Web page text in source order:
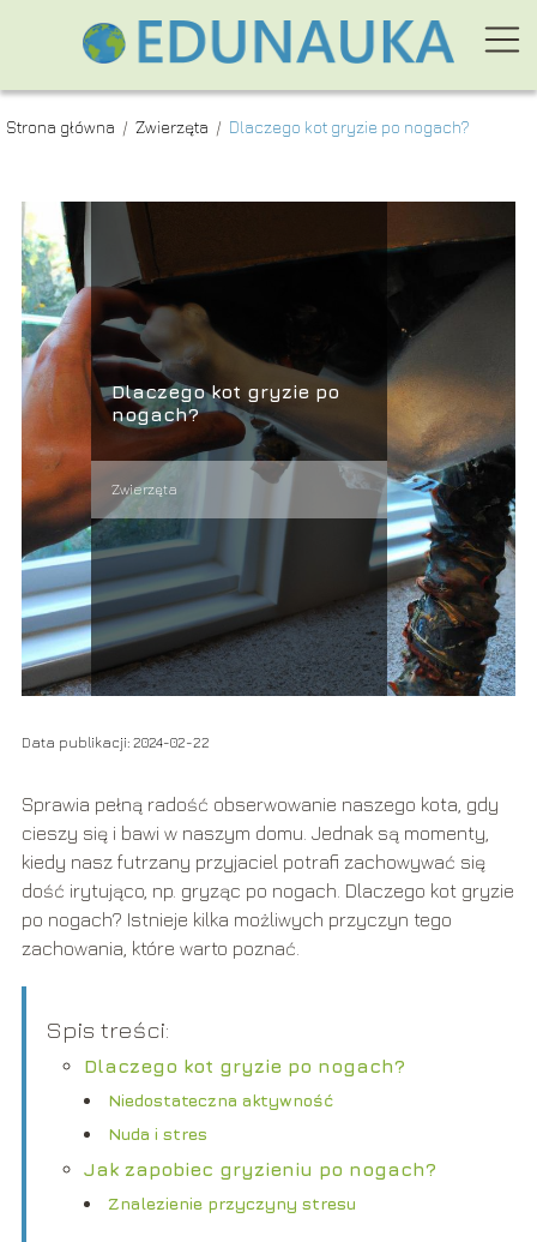
Strona główna / Zwierzęta / Dlaczego kot gryzie po nogach?
Dlaczego kot gryzie po
nogach?
Zwierzęta
Data publikacji: 2024-02-22
Sprawia pełną radość obserwowanie naszego kota, gdy
cieszy się i bawi w naszym domu. Jednak są momenty,
kiedy nasz futrzany przyjaciel potrafi zachowywać się
dość irytująco, np. gryząc po nogach. Dlaczego kot gryzie
po nogach? Istnieje kilka możliwych przyczyn tego
zachowania, które warto poznać.
Spis treści:
Dlaczego kot gryzie po nogach?
Niedostateczna aktywność
Nuda i stres
Jak zapobiec gryzieniu po nogach?
Znalezienie przyczyny stresu